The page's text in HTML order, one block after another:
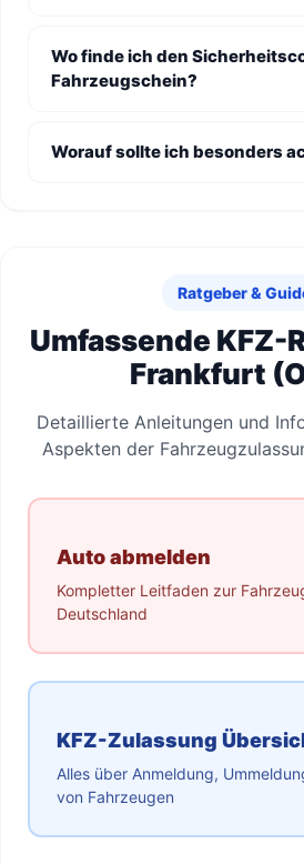
Wo finde ich den
Fahrzeugschein?
Worauf sollte ich besonders
Ratgeber &
Umfassende KFZ-
Frankfurt
Detaillierte Anleitungen und
Aspekten der
Auto abmelden
Kompletter Leitfaden zur
Deutschland
KFZ-Zulassung
Alles über Anmeldung,
von Fahrzeugen